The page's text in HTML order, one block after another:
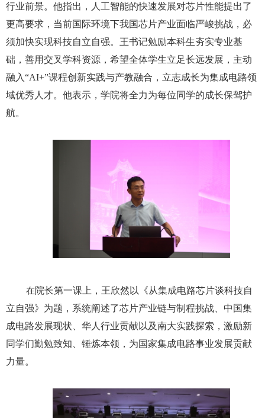
行业前景。他指出，人工智能的快速发展对芯片性能提出了
更高要求，当前国际环境下我国芯片产业面临严峻挑战，必
须加快实现科技自立自强。王书记勉励本科生夯实专业基
础，善用交叉学科资源，希望全体学生立足长远发展，主动
融入“AI+”课程创新实践与产教融合，立志成长为集成电路领
域优秀人才。他表示，学院将全力为每位同学的成长保驾护
航。
在院长第一课上，王欣然以《从集成电路芯片谈科技自
立自强》为题，系统阐述了芯片产业链与制程挑战、中国集
成电路发展现状、华人行业贡献以及南大实践探索，激励新
同学们勤勉致知、锤炼本领，为国家集成电路事业发展贡献
力量。